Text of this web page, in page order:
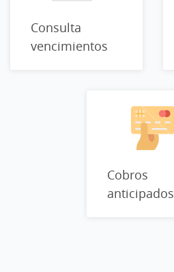
Consulta
vencimientos
Cobros
anticipados